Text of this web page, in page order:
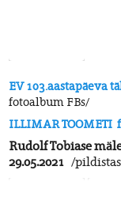
EV 103.aastapäeva
fotoalbum FBs/
ILLIMAR
Rudolf Tobiase
29.05.2021 /